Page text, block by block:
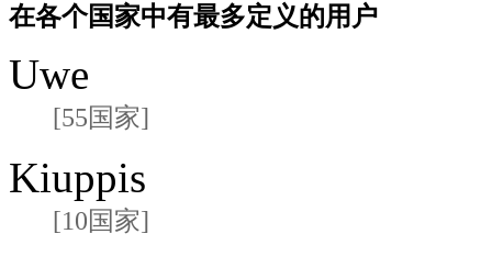
在各个国家中有最多定义的用户
Uwe
[55国家]
Kiuppis
[10国家]